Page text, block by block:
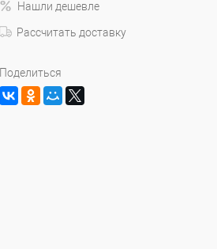
Нашли дешевле
Рассчитать доставку
Поделиться